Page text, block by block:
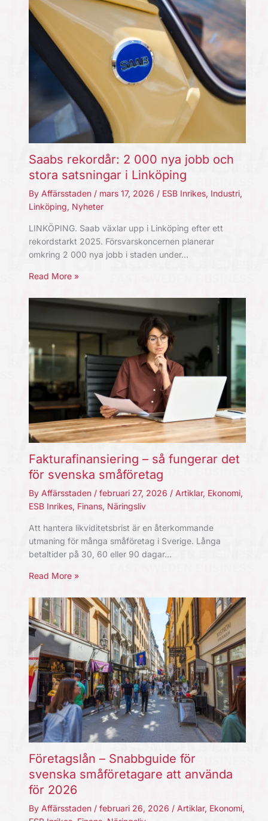
Saabs rekordår: 2 000 nya jobb och
stora satsningar i Linköping
By Affärsstaden / mars 17, 2026 / ESB Inrikes, Industri,
Linköping, Nyheter
LINKÖPING. Saab växlar upp i Linköping efter ett
rekordstarkt 2025. Försvarskoncernen planerar
omkring 2 000 nya jobb i staden under…
Read More »
Fakturafinansiering – så fungerar det
för svenska småföretag
By Affärsstaden / februari 27, 2026 / Artiklar, Ekonomi,
ESB Inrikes, Finans, Näringsliv
Att hantera likviditetsbrist är en återkommande
utmaning för många småföretag i Sverige. Långa
betaltider på 30, 60 eller 90 dagar…
Read More »
Företagslån – Snabbguide för
svenska småföretagare att använda
för 2026
By Affärsstaden / februari 26, 2026 / Artiklar, Ekonomi,